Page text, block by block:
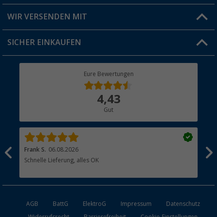
Alpine KWX-DM01
R1200 Rückspiegel
79, €
Jobs & Karriere
Versandinformationen
Rücksendung
WIR VERSENDEN MIT
SICHER EINKAUFEN
Eure Bewertungen
4,43
Gut
Frank S. 06.08.2026
Schnelle Lieferung, alles OK
AGB BattG ElektroG Impressum
Datenschutz